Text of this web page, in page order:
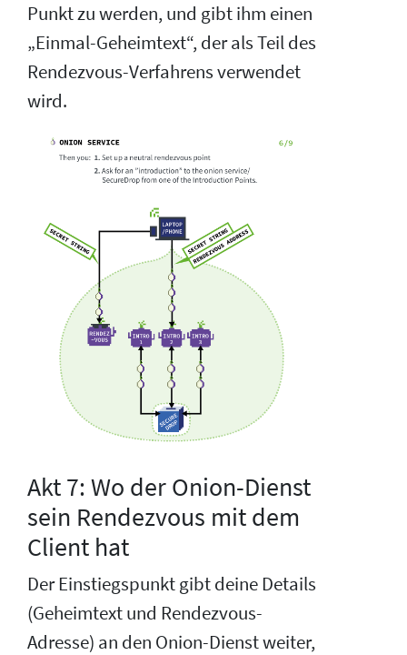
Punkt zu werden, und gibt ihm einen
„Einmal-Geheimtext“, der als Teil des
Rendezvous-Verfahrens verwendet
wird.
Akt 7: Wo der Onion-Dienst
sein Rendezvous mit dem
Client hat
Der Einstiegspunkt gibt deine Details
(Geheimtext und Rendezvous-
Adresse) an den Onion-Dienst weiter,